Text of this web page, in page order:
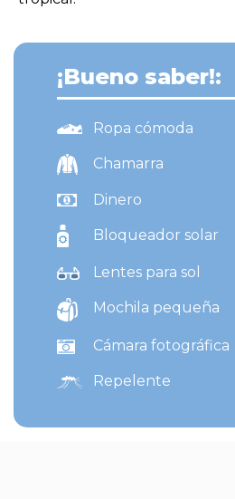
¡Bueno saber!:
Ropa cómoda
Chamarra
Dinero
Bloqueador solar
Lentes para sol
Mochila pequeña
Cámara fotográfica
Repelente